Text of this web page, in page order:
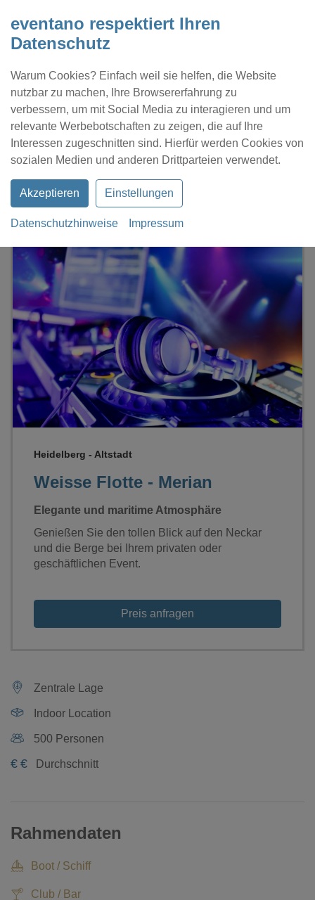
eventano respektiert Ihren
Datenschutz
Warum Cookies? Einfach weil sie helfen, die Website
nutzbar zu machen, Ihre Browsererfahrung zu
verbessern, um mit Social Media zu interagieren und um
relevante Werbebotschaften zu zeigen, die auf Ihre
Interessen zugeschnitten sind. Hierfür werden Cookies von
sozialen Medien und anderen Drittparteien verwendet.
Akzeptieren Einstellungen
Datenschutzhinweise Impressum
Kontakt Location eintragen Profil
Weisse Flotte - Merian
Loading...
Weisse Flotte - Merian
Heidelberg - Altstadt
Elegante und maritime Atmosphäre
Genießen Sie den tollen Blick auf den Neckar
und die Berge bei Ihrem privaten oder
geschäftlichen Event.
Preis anfragen
Zentrale Lage
Indoor Location
500 Personen
€ € Durchschnitt
Rahmendaten
Boot / Schiff
Club / Bar